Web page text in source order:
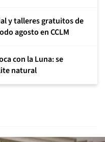
y talleres gratuitos de
agosto en CCLM
con la Luna: se
natural